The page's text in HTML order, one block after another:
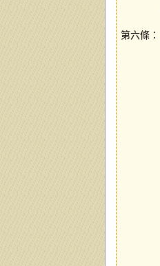
第六條：